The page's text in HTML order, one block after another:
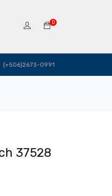
0
(+506)2673-0991
37528